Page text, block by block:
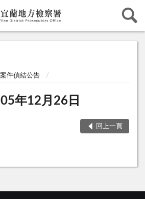
案件偵結公告
年12月26日
回上一頁